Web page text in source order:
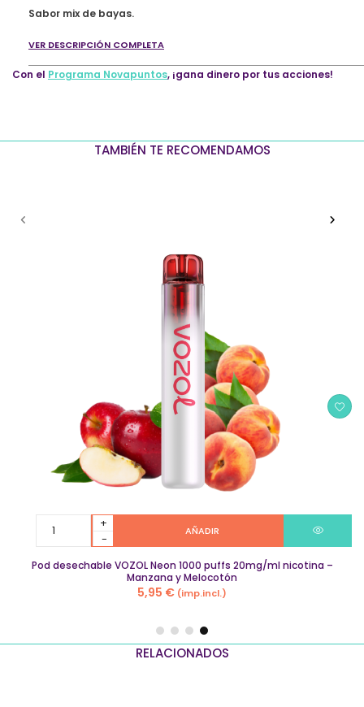
quantity
Sabor mix de bayas.
VER DESCRIPCIÓN COMPLETA
Con el Programa Novapuntos, ¡gana dinero por tus acciones!
TAMBIÉN TE RECOMENDAMOS
desechable
Neon
AÑADIR
Pod desechable VOZOL Neon 1000 puffs 20mg/ml nicotina –
Manzana y Melocotón
5,95 € (imp.incl.)
RELACIONADOS